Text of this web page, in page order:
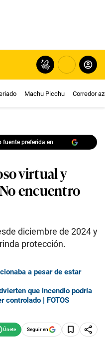
Machu Picchu Corredor
fuente preferida en
virtual y
encuentro
diciembre de 2024 y
protección.
a pesar de estar
que incendio podría
controlado | FOTOS
Seguir en